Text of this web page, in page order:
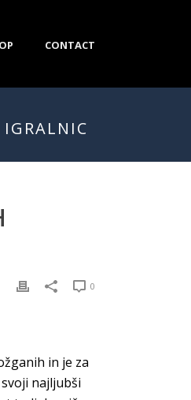
CONTACT
0
in je za
najljubši